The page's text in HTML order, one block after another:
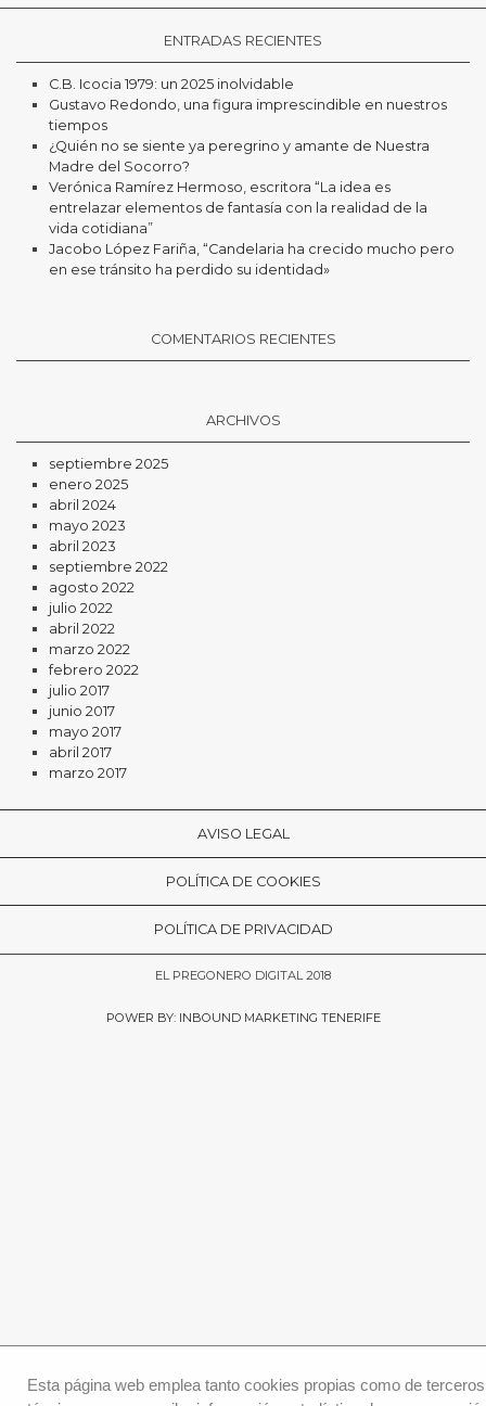
ENTRADAS RECIENTES
C.B. Icocia 1979: un 2025 inolvidable
Gustavo Redondo, una figura imprescindible en nuestros
tiempos
¿Quién no se siente ya peregrino y amante de Nuestra
Madre del Socorro?
Verónica Ramírez Hermoso, escritora “La idea es
entrelazar elementos de fantasía con la realidad de la
vida cotidiana”
Jacobo López Fariña, “Candelaria ha crecido mucho pero
en ese tránsito ha perdido su identidad»
COMENTARIOS RECIENTES
ARCHIVOS
septiembre 2025
enero 2025
abril 2024
mayo 2023
abril 2023
septiembre 2022
agosto 2022
julio 2022
abril 2022
marzo 2022
febrero 2022
julio 2017
junio 2017
mayo 2017
abril 2017
marzo 2017
AVISO LEGAL
POLÍTICA DE COOKIES
POLÍTICA DE PRIVACIDAD
EL PREGONERO DIGITAL 2018
POWER BY: INBOUND MARKETING TENERIFE
Esta página web emplea tanto cookies propias como de terceros